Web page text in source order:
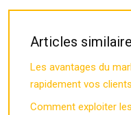
Articles
Les avantages du
rapidement vos clients
Comment exploiter